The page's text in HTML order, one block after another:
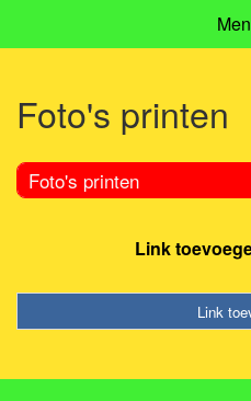
Foto's printen
Foto's printen
Link
Link